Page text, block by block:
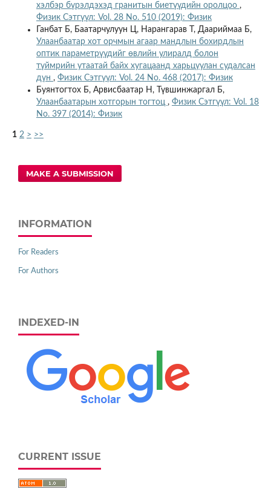
хэлбэр бүрэлдэхэд гранитын биетүүдийн оролцоо ,
Физик Сэтгүүл: Vol. 28 No. 510 (2019): Физик
Ганбат Б, Баатарчулуун Ц, Нарангарав Т, Даариймаа Б,
Улаанбаатар хот орчмын агаар мандлын бохирдлын
оптик параметрүүдийг өвлийн улиралд болон
түймрийн утаатай байх хугацаанд харьцуулан судалсан
дүн , Физик Сэтгүүл: Vol. 24 No. 468 (2017): Физик
Буянтогтох Б, Арвисбаатар Н, Түвшинжаргал Б,
Улаанбаатарын хотгорын тогтоц , Физик Сэтгүүл: Vol. 18
No. 397 (2014): Физик
1 2 > >>
MAKE A SUBMISSION
INFORMATION
For Readers
For Authors
INDEXED-IN
CURRENT ISSUE